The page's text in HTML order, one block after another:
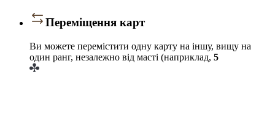
Переміщення карт
Ви можете перемістити одну карту на іншу, вищу на
один ранг, незалежно від масті (наприклад, 5